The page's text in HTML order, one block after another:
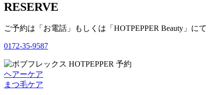
RESERVE
ご予約は「お電話」もしくは「HOTPEPPER Beauty」にて
0172-35-9587
ヘアーケア
まつ毛ケア